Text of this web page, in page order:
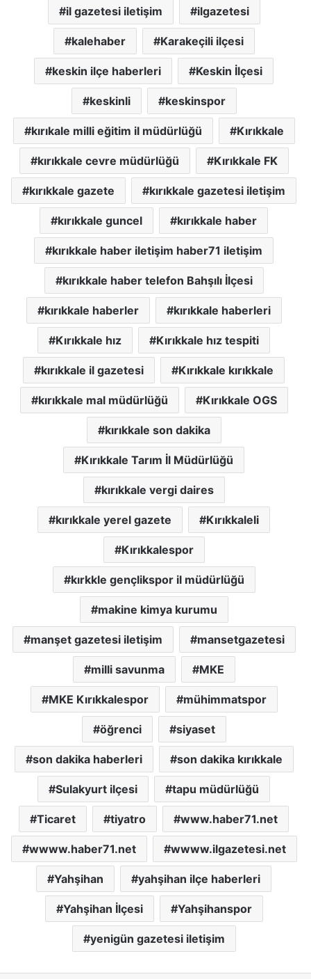
il gazetesi iletişim ilgazetesi
kalehaber Karakeçili ilçesi
keskin ilçe haberleri Keskin İlçesi
keskinli keskinspor
kırıkale milli eğitim il müdürlüğü Kırıkkale
kırıkkale cevre müdürlüğü Kırıkkale FK
kırıkkale gazete kırıkkale gazetesi iletişim
kırıkkale guncel kırıkkale haber
kırıkkale haber iletişim haber71 iletişim
kırıkkale haber telefon Bahşılı İlçesi
kırıkkale haberler kırıkkale haberleri
Kırıkkale hız Kırıkkale hız tespiti
kırıkkale il gazetesi Kırıkkale kırıkkale
kırıkkale mal müdürlüğü Kırıkkale OGS
kırıkkale son dakika
Kırıkkale Tarım İl Müdürlüğü
kırıkkale vergi daires
kırıkkale yerel gazete Kırıkkaleli
Kırıkkalespor
kırkkle gençlikspor il müdürlüğü
makine kimya kurumu
manşet gazetesi iletişim mansetgazetesi
milli savunma MKE
MKE Kırıkkalespor mühimmatspor
öğrenci siyaset
son dakika haberleri son dakika kırıkkale
Sulakyurt ilçesi tapu müdürlüğü
Ticaret tiyatro www.haber71.net
wwww.haber71.net wwww.ilgazetesi.net
Yahşihan yahşihan ilçe haberleri
Yahşihan İlçesi Yahşihanspor
yenigün gazetesi iletişim